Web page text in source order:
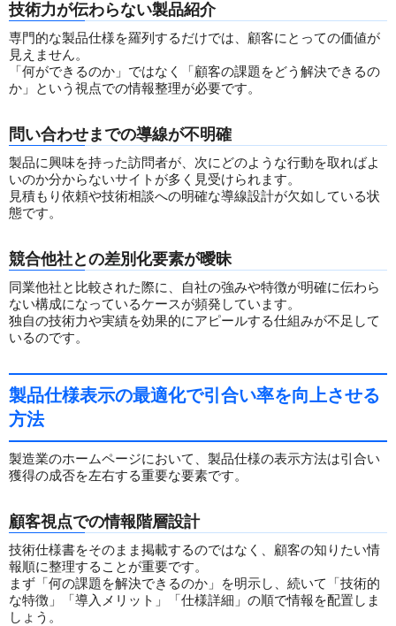
技術力が伝わらない製品紹介
専門的な製品仕様を羅列するだけでは、顧客にとっての価値が
見えません。
「何ができるのか」ではなく「顧客の課題をどう解決できるの
か」という視点での情報整理が必要です。
問い合わせまでの導線が不明確
製品に興味を持った訪問者が、次にどのような行動を取ればよ
いのか分からないサイトが多く見受けられます。
見積もり依頼や技術相談への明確な導線設計が欠如している状
態です。
競合他社との差別化要素が曖昧
同業他社と比較された際に、自社の強みや特徴が明確に伝わら
ない構成になっているケースが頻発しています。
独自の技術力や実績を効果的にアピールする仕組みが不足して
いるのです。
製品仕様表示の最適化で引合い率を向上させる
方法
製造業のホームページにおいて、製品仕様の表示方法は引合い
獲得の成否を左右する重要な要素です。
顧客視点での情報階層設計
技術仕様書をそのまま掲載するのではなく、顧客の知りたい情
報順に整理することが重要です。
まず「何の課題を解決できるのか」を明示し、続いて「技術的
な特徴」「導入メリット」「仕様詳細」の順で情報を配置しま
しょう。